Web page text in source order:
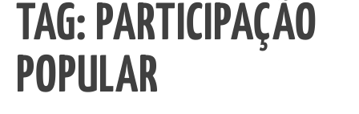
TAG: PARTICIPAÇÃO
POPULAR